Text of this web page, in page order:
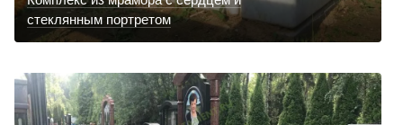
стеклянным портретом